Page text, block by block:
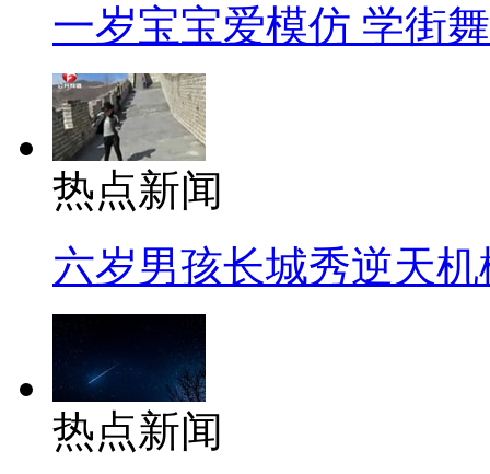
一岁宝宝爱模仿 学街
热点新闻
六岁男孩长城秀逆天机
热点新闻